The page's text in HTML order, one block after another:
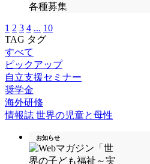
各種募集
1 2 3 4 ... 10
TAG タグ
すべて
ピックアップ
自立支援セミナー
奨学金
海外研修
情報誌 世界の児童と母性
お知らせ